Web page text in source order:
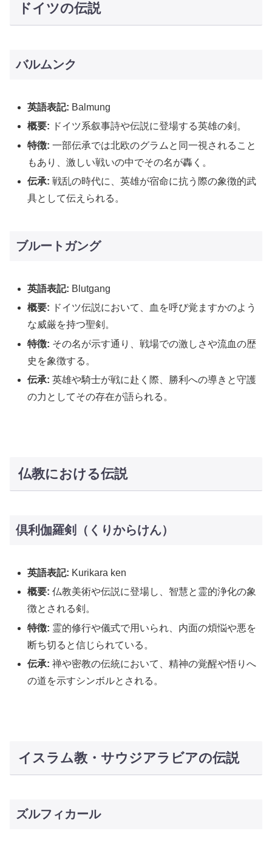
ドイツの伝説
バルムンク
英語表記: Balmung
概要: ドイツ系叙事詩や伝説に登場する英雄の剣。
特徴: 一部伝承では北欧のグラムと同一視されること
もあり、激しい戦いの中でその名が轟く。
伝承: 戦乱の時代に、英雄が宿命に抗う際の象徴的武
具として伝えられる。
ブルートガング
英語表記: Blutgang
概要: ドイツ伝説において、血を呼び覚ますかのよう
な威厳を持つ聖剣。
特徴: その名が示す通り、戦場での激しさや流血の歴
史を象徴する。
伝承: 英雄や騎士が戦に赴く際、勝利への導きと守護
の力としてその存在が語られる。
仏教における伝説
倶利伽羅剣（くりからけん）
英語表記: Kurikara ken
概要: 仏教美術や伝説に登場し、智慧と霊的浄化の象
徴とされる剣。
特徴: 霊的修行や儀式で用いられ、内面の煩悩や悪を
断ち切ると信じられている。
伝承: 禅や密教の伝統において、精神の覚醒や悟りへ
の道を示すシンボルとされる。
イスラム教・サウジアラビアの伝説
ズルフィカール